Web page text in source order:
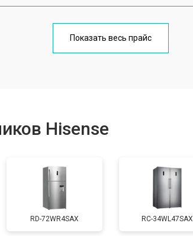
от 60 мин
от 70 мин
платы) от 50 мин
Показать весь прайс
Hisense
RD-72WR4SAX RС-34WL47SAX